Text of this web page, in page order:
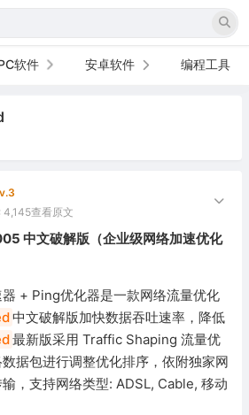
软件 安卓软件 编程工具
4,145查看原文
中文破解版（企业级网络加速优化
器 + Ping优化器是一款网络流量优化
中文破解版加快数据吞吐速率，降低
最新版采用 Traffic Shaping 流量优
据包进行调整优化排序，依附独家网
，支持网络类型: ADSL, Cable, 移动